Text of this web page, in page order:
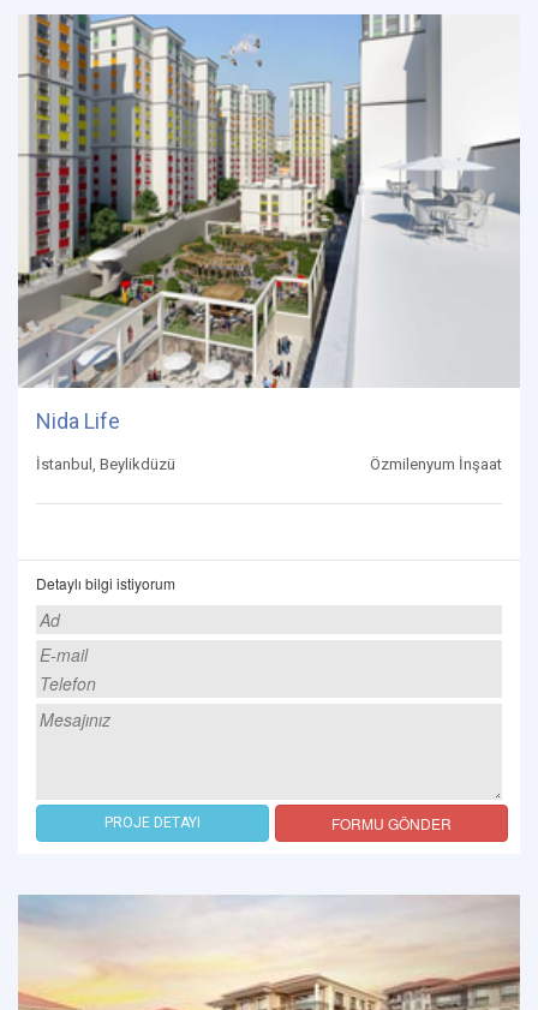
Nida Life
İstanbul, Beylikdüzü Özmilenyum İnşaat
Detaylı bilgi istiyorum
PROJE DETAYI FORMU GÖNDER